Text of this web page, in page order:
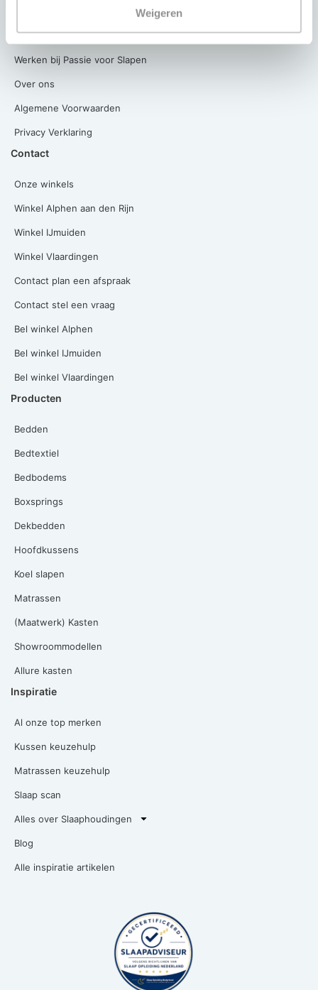
Weigeren
Projecten
Werken bij Passie voor Slapen
Over ons
Algemene Voorwaarden
Privacy Verklaring
Contact
Onze winkels
Winkel Alphen aan den Rijn
Winkel IJmuiden
Winkel Vlaardingen
Contact plan een afspraak
Contact stel een vraag
Bel winkel Alphen
Bel winkel IJmuiden
Bel winkel Vlaardingen
Producten
Bedden
Bedtextiel
Bedbodems
Boxsprings
Dekbedden
Hoofdkussens
Koel slapen
Matrassen
(Maatwerk) Kasten
Showroommodellen
Allure kasten
Inspiratie
Al onze top merken
Kussen keuzehulp
Matrassen keuzehulp
Slaap scan
Alles over Slaaphoudingen
Blog
Alle inspiratie artikelen